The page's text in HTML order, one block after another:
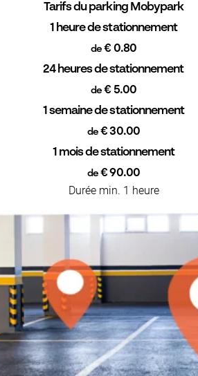
Tarifs du parking Mobypark
1 heure de stationnement
de € 0.80
24 heures de stationnement
de € 5.00
1 semaine de stationnement
de € 30.00
1 mois de stationnement
de € 90.00
Durée min. 1 heure